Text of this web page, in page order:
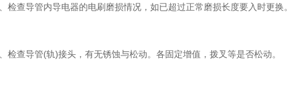
查导管内导电器的电刷磨损情况，如已超过正常磨损长度要入时更换。
查导管(轨)接头，有无锈蚀与松动。各固定增值，拨叉等是否松动。